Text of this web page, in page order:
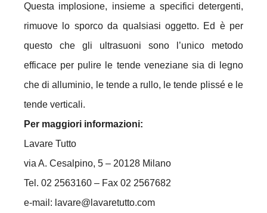
Questa implosione, insieme a specifici detergenti,
rimuove lo sporco da qualsiasi oggetto. Ed è per
questo che gli ultrasuoni sono l’unico metodo
efficace per pulire le tende veneziane sia di legno
che di alluminio, le tende a rullo, le tende plissé e le
tende verticali.
Per maggiori informazioni:
Lavare Tutto
via A. Cesalpino, 5 – 20128 Milano
Tel. 02 2563160 – Fax 02 2567682
e-mail: lavare@lavaretutto.com